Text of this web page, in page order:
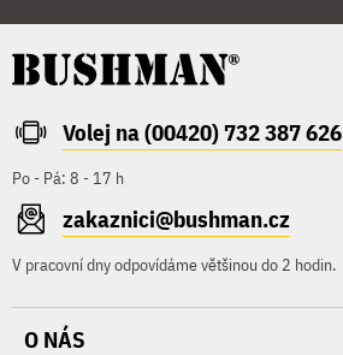
Volej na (00420) 732 387 626
Po - Pá: 8 - 17 h
zakaznici@bushman.cz
V pracovní dny odpovídáme většinou do 2 hodin.
O NÁS